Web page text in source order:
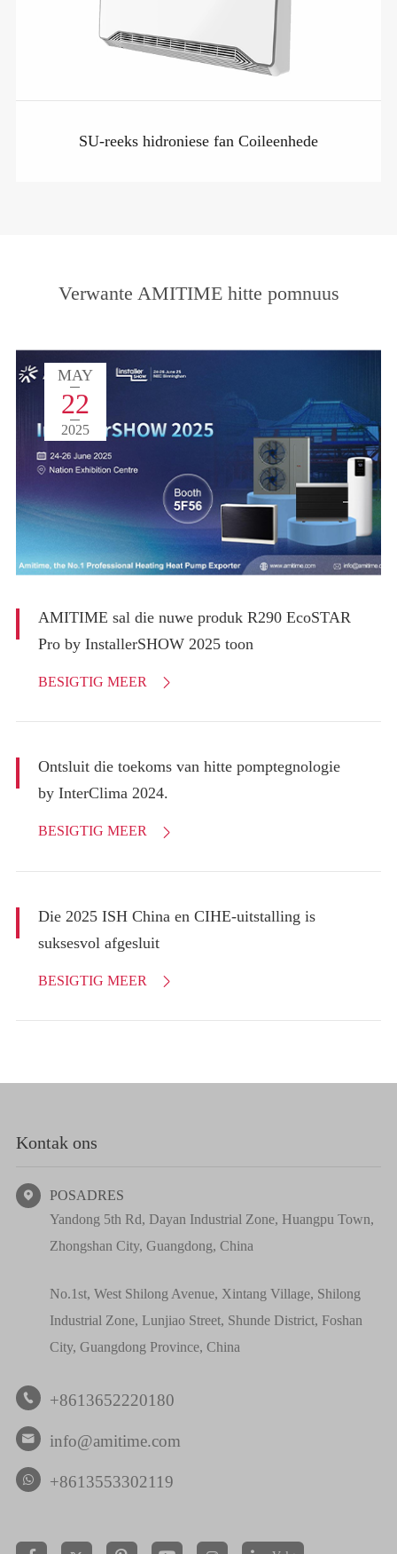
SU-reeks hidroniese fan Coileenhede
Verwante AMITIME hitte pomnuus
MAY
22
2025
AMITIME sal die nuwe produk R290 EcoSTAR
Pro by InstallerSHOW 2025 toon
BESIGTIG MEER 
Ontsluit die toekoms van hitte pomptegnologie
by InterClima 2024.
BESIGTIG MEER 
Die 2025 ISH China en CIHE-uitstalling is
suksesvol afgesluit
BESIGTIG MEER 
Kontak ons

POSADRES
Yandong 5th Rd, Dayan Industrial Zone, Huangpu Town,
Zhongshan City, Guangdong, China
No.1st, West Shilong Avenue, Xintang Village, Shilong
Industrial Zone, Lunjiao Street, Shunde District, Foshan
City, Guangdong Province, China
 +8613652220180
 info@amitime.com
+8613553302119